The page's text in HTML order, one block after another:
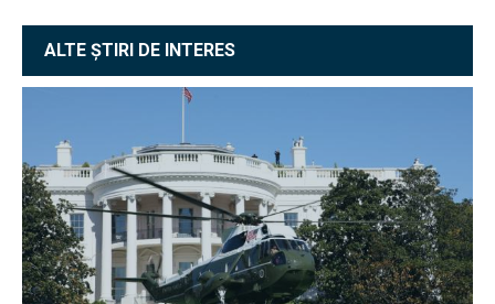
ALTE ȘTIRI DE INTERES